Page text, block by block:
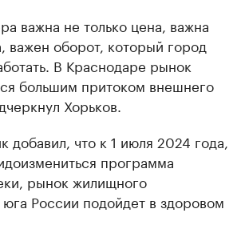
важна не только цена, важна
важен оборот, который город
В Краснодаре рынок
большим притоком внешнего
Хорьков.
добавил, что к 1 июля 2024 года,
программа
рынок жилищного
юга России подойдет в здоровом